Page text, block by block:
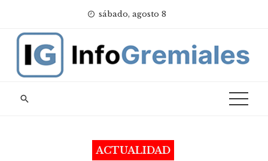
content
sábado, agosto 8
ACTUALIDAD